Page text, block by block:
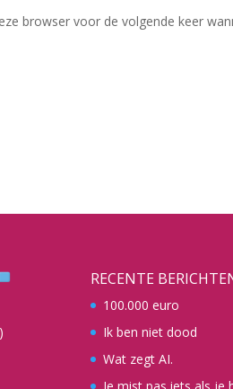
browser voor de volgende keer
RECENTE
100.000 euro
Ik ben niet dood
Wat zegt AI.